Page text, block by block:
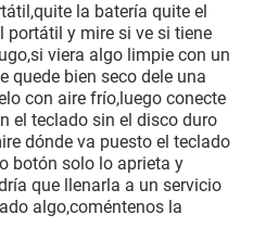
la batería quite el
portátil y mire si ve si tiene
viera algo limpie con un
quede bien seco dele una
con aire frío,luego conecte
el teclado sin el disco duro
dónde va puesto el teclado
botón solo lo aprieta y
que llenarla a un servicio
algo,coméntenos la